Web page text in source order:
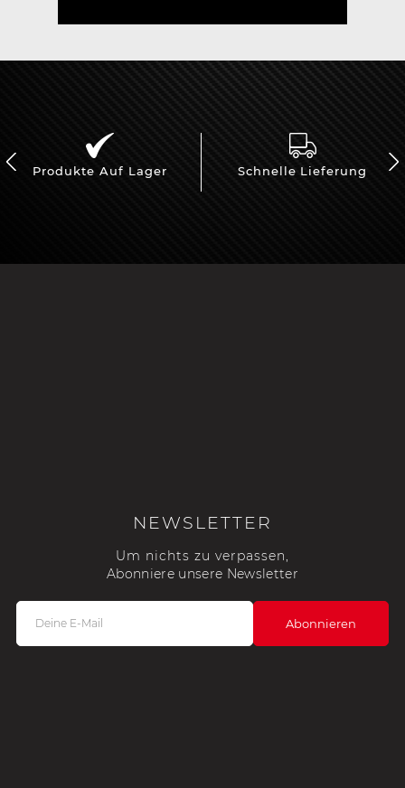
Produkte Auf Lager Schnelle Lieferung
NEWSLETTER
Um nichts zu verpassen,
Abonniere unsere Newsletter